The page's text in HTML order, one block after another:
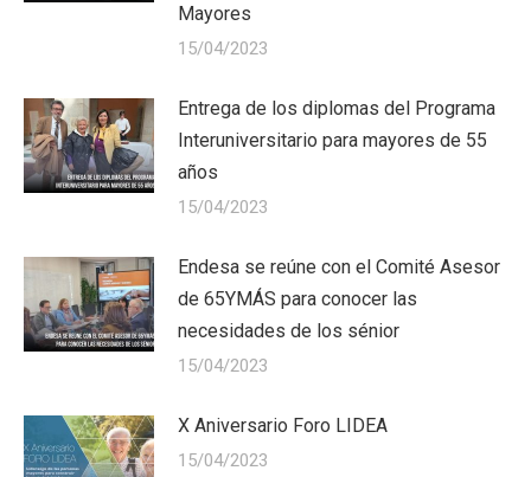
Mayores
15/04/2023
Entrega de los diplomas del Programa
Interuniversitario para mayores de 55
años
15/04/2023
Endesa se reúne con el Comité Asesor
de 65YMÁS para conocer las
necesidades de los sénior
15/04/2023
X Aniversario Foro LIDEA
15/04/2023